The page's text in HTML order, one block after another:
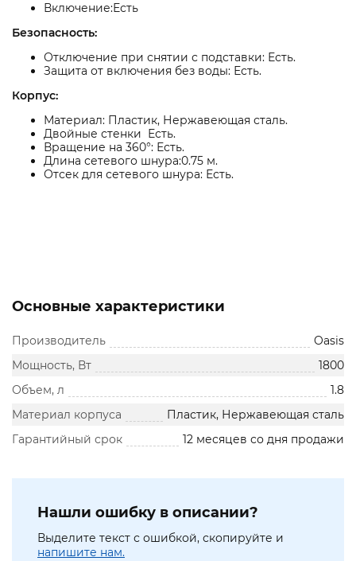
Включение:Есть
Безопасность:
Отключение при снятии с подставки: Есть.
Защита от включения без воды: Есть.
Корпус:
Материал: Пластик, Нержавеющая сталь.
Двойные стенки Есть.
Вращение на 360°: Есть.
Длина сетевого шнура:0.75 м.
Отсек для сетевого шнура: Есть.
Основные характеристики
Производитель
Oasis
Мощность, Вт
1800
Объем, л
1.8
Материал корпуса
Пластик, Нержавеющая сталь
Гарантийный срок
12 месяцев со дня продажи
Нашли ошибку в описании?
Выделите текст с ошибкой, скопируйте и
напишите нам.